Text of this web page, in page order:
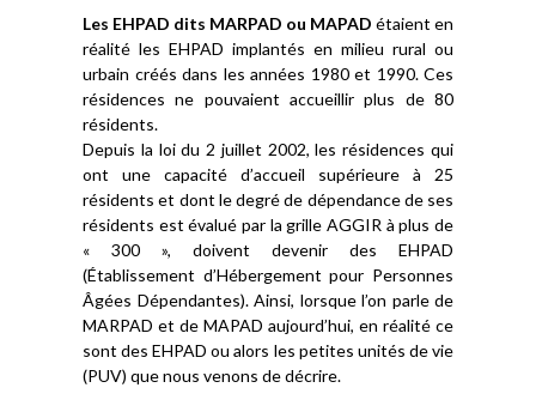
Les EHPAD dits MARPAD ou MAPAD étaient en
réalité les EHPAD implantés en milieu rural ou
urbain créés dans les années 1980 et 1990. Ces
résidences ne pouvaient accueillir plus de 80
résidents.
Depuis la loi du 2 juillet 2002, les résidences qui
ont une capacité d’accueil supérieure à 25
résidents et dont le degré de dépendance de ses
résidents est évalué par la grille AGGIR à plus de
« 300 », doivent devenir des EHPAD
(Établissement d’Hébergement pour Personnes
Âgées Dépendantes). Ainsi, lorsque l’on parle de
MARPAD et de MAPAD aujourd’hui, en réalité ce
sont des EHPAD ou alors les petites unités de vie
(PUV) que nous venons de décrire.